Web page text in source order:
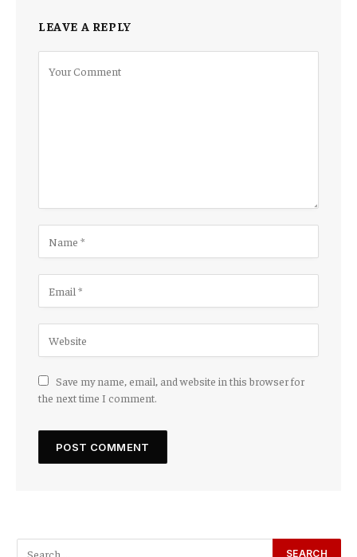
LEAVE A REPLY
Save my name, email, and website in this browser for
the next time I comment.